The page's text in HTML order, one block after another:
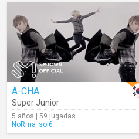
A-CHA
Super Junior
5 años | 59 jugadas
NoRma_sol6